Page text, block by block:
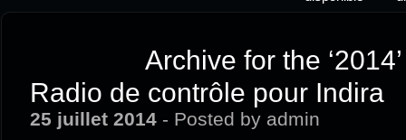
Archive for the
Radio de contrôle pour Indira
25 juillet 2014- Posted by admin